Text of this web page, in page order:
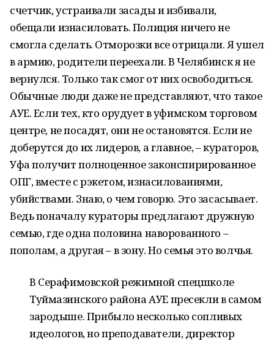
счетчик, устраивали засады и избивали,
обещали изнасиловать. Полиция ничего не
смогла сделать. Отморозки все отрицали. Я ушел
в армию, родители переехали. В Челябинск я не
вернулся. Только так смог от них освободиться.
Обычные люди даже не представляют, что такое
АУЕ. Если тех, кто орудует в уфимском торговом
центре, не посадят, они не остановятся. Если не
доберутся до их лидеров, а главное, – кураторов,
Уфа получит полноценное законспирированное
ОПГ, вместе с рэкетом, изнасилованиями,
убийствами. Знаю, о чем говорю. Это засасывает.
Ведь поначалу кураторы предлагают дружную
семью, где одна половина наворованного –
пополам, а другая – в зону. Но семья это волчья.
В Серафимовской режимной спецшколе
Туймазинского района АУЕ пресекли в самом
зародыше. Прибыло несколько сопливых
идеологов, но преподаватели, директор